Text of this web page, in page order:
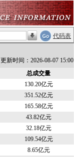
代码表
更新时间：2026-08-07 15:00
总成交量
130.20亿元
351.52亿元
165.58亿元
43.82亿元
32.18亿元
109.54亿元
8.65亿元